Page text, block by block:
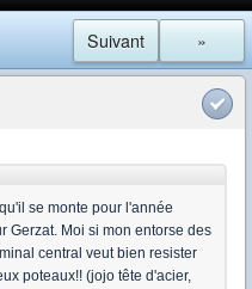
»
Suivant
se monte pour l'année
Gerzat. Moi si mon entorse des
central veut bien resister
poteaux!! (jojo tête d'acier,